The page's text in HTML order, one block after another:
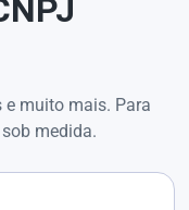
muito mais. Para
medida.